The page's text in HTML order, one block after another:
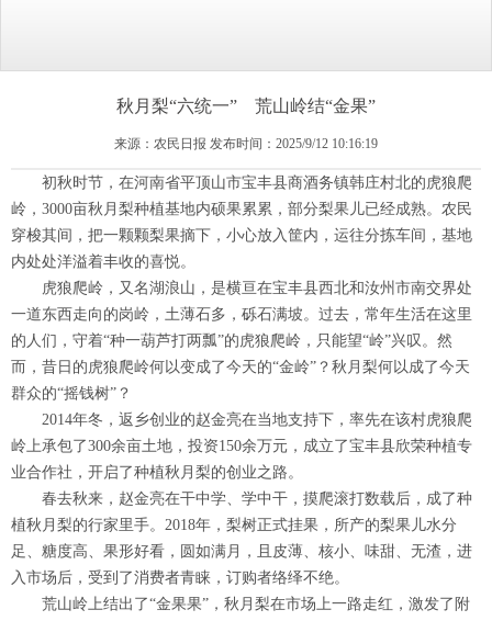
秋月梨“六统一” 荒山岭结“金果”
来源：农民日报 发布时间：2025/9/12 10:16:19
初秋时节，在河南省平顶山市宝丰县商酒务镇韩庄村北的虎狼爬
岭，3000亩秋月梨种植基地内硕果累累，部分梨果儿已经成熟。农民
穿梭其间，把一颗颗梨果摘下，小心放入筐内，运往分拣车间，基地
内处处洋溢着丰收的喜悦。
虎狼爬岭，又名湖浪山，是横亘在宝丰县西北和汝州市南交界处
一道东西走向的岗岭，土薄石多，砾石满坡。过去，常年生活在这里
的人们，守着“种一葫芦打两瓢”的虎狼爬岭，只能望“岭”兴叹。然
而，昔日的虎狼爬岭何以变成了今天的“金岭”？秋月梨何以成了今天
群众的“摇钱树”？
2014年冬，返乡创业的赵金亮在当地支持下，率先在该村虎狼爬
岭上承包了300余亩土地，投资150余万元，成立了宝丰县欣荣种植专
业合作社，开启了种植秋月梨的创业之路。
春去秋来，赵金亮在干中学、学中干，摸爬滚打数载后，成了种
植秋月梨的行家里手。2018年，梨树正式挂果，所产的梨果儿水分
足、糖度高、果形好看，圆如满月，且皮薄、核小、味甜、无渣，进
入市场后，受到了消费者青睐，订购者络绎不绝。
荒山岭上结出了“金果果”，秋月梨在市场上一路走红，激发了附